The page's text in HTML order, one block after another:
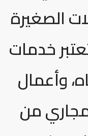
الصغيرة
خدمات
وأعمال
من